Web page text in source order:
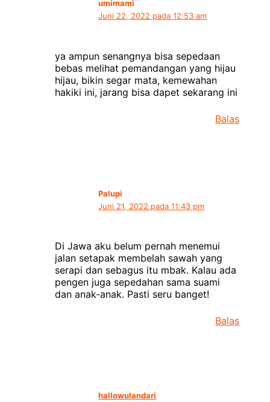
umimami
Juni 22, 2022 pada 12:53 am
ya ampun senangnya bisa sepedaan
bebas melihat pemandangan yang hijau
hijau, bikin segar mata, kemewahan
hakiki ini, jarang bisa dapet sekarang ini
Balas
Palupi
Juni 21, 2022 pada 11:43 pm
Di Jawa aku belum pernah menemui
jalan setapak membelah sawah yang
serapi dan sebagus itu mbak. Kalau ada
pengen juga sepedahan sama suami
dan anak-anak. Pasti seru banget!
Balas
hallowulandari